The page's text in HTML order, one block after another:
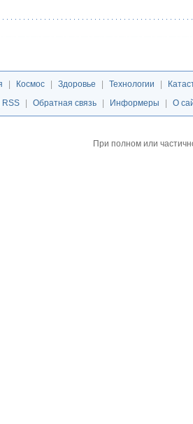
Космос Здоровье Технологии
RSS
Обратная связь Информеры О
При полном или